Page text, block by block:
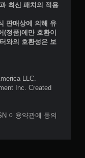
최신 패치의 적용
판매상에 의해 유
정품)에만 호환이
와의 호환성은 보
LLC.
Inc. Created
이용약관에 동의